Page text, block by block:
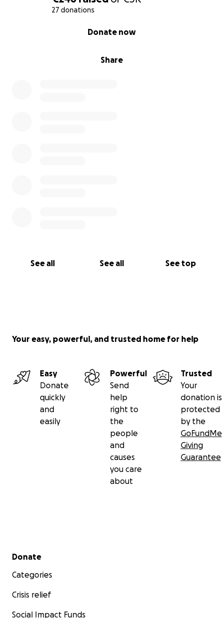
27 donations
Share
Donate now
See all See all See top
Your easy, powerful, and trusted home for help
Easy
Donate
quickly
and
easily
Powerful
Send
help
right to
the
people
and
causes
you care
about
Trusted
Your
donation is
protected
by the
GoFundMe
Giving
Guarantee
Secondary menu
Donate
Categories
Crisis relief
Social Impact Funds